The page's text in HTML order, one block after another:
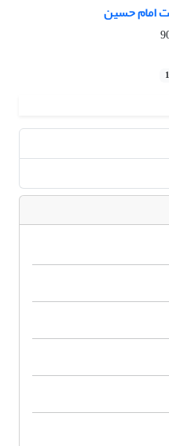
امام حسین